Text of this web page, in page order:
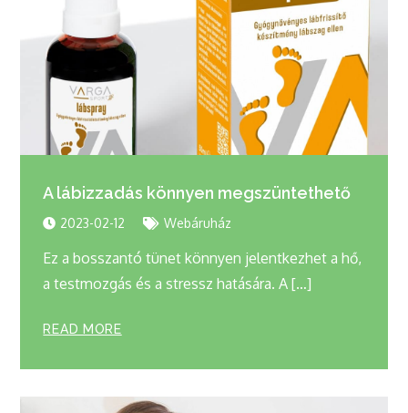
A lábizzadás könnyen megszüntethető
2023-02-12 Webáruház
Ez a bosszantó tünet könnyen jelentkezhet a hő,
a testmozgás és a stressz hatására. A […]
READ MORE